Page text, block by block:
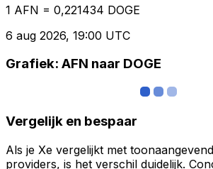
1 AFN = 0,221434 DOGE
6 aug 2026, 19:00 UTC
Grafiek: AFN naar DOGE
Vergelijk en bespaar
Als je Xe vergelijkt met
providers, is het verschil duidelijk.